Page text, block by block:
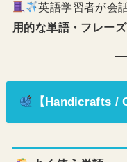
英語学習者が会
用的な単語・フレー
【Handicrafts /